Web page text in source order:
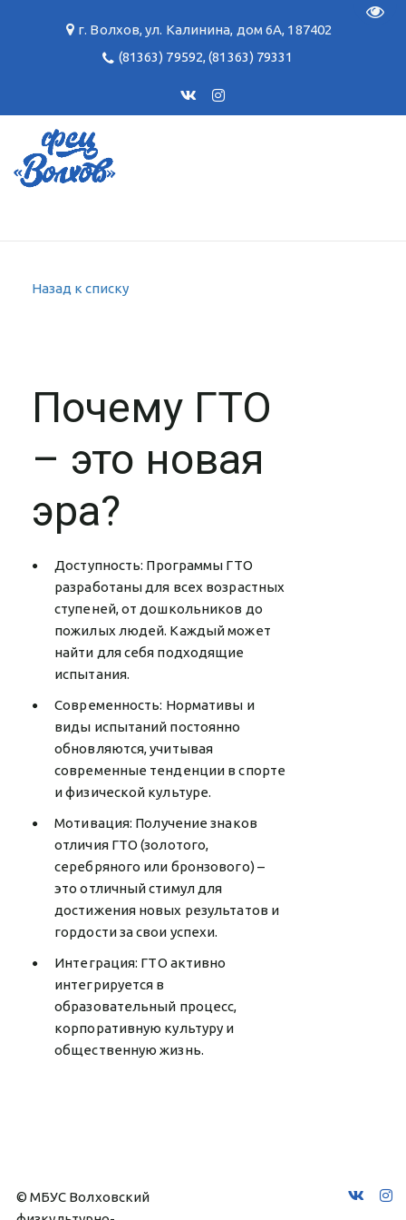
г. Волхов,ул. Калинина, дом 6А, 187402
(81363) 79592,(81363) 79331
Назад к списку
Почему ГТО
– это новая
эра?
Доступность: Программы ГТО
разработаны для всех возрастных
ступеней, от дошкольников до
пожилых людей. Каждый может
найти для себя подходящие
испытания.
Современность: Нормативы и
виды испытаний постоянно
обновляются, учитывая
современные тенденции в спорте
и физической культуре.
Мотивация: Получение знаков
отличия ГТО (золотого,
серебряного или бронзового) –
это отличный стимул для
достижения новых результатов и
гордости за свои успехи.
Интеграция: ГТО активно
интегрируется в
образовательный процесс,
корпоративную культуру и
общественную жизнь.
© МБУС Волховский